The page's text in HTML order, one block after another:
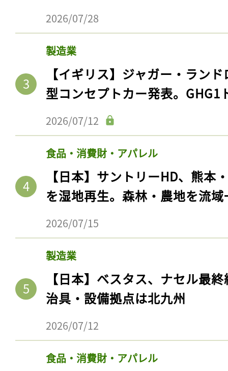
2026/07/28
製造業
【イギリス】ジャガー・ラン
型コンセプトカー発表。GHG1
2026/07/12
食品・消費財・アパレル
【日本】サントリーHD、熊本
を湿地再生。森林・農地を流
2026/07/15
製造業
【日本】ベスタス、ナセル最
治具・設備拠点は北九州
2026/07/12
食品・消費財・アパレル
記事をお気に入りに
ログインが必
ログイン